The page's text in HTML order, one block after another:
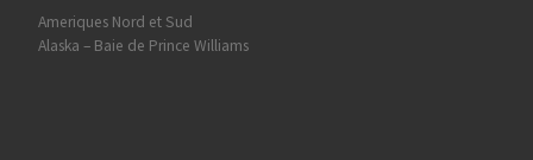
Ameriques Nord et Sud
Alaska – Baie de Prince Williams